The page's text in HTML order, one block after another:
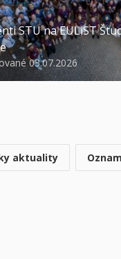
STU na EULiST
03.07.2026
aktuality